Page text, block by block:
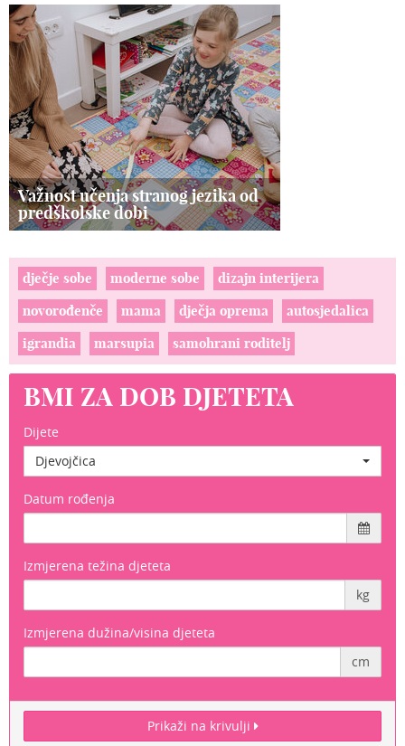
Važnost učenja stranog jezika od
predškolske dobi
dječje sobe moderne sobe
dizajn interijera
novorođenče
mama dječja oprema
autosjedalica
igrandia
marsupia samohrani roditelj
BMI ZA DOB DJETETA
Dijete
Djevojčica
Datum rođenja
Izmjerena težina djeteta
kg
Izmjerena dužina/visina djeteta
cm
Prikaži na krivulji